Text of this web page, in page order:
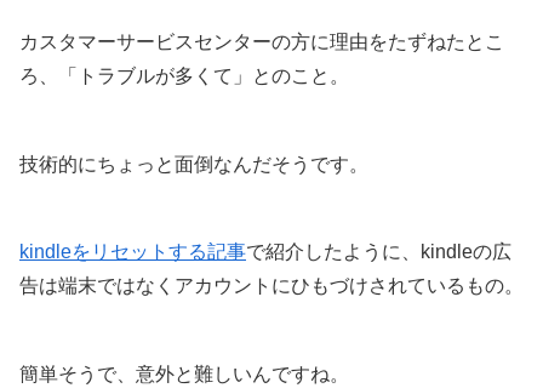
カスタマーサービスセンターの方に理由をたずねたとこ
ろ、「トラブルが多くて」とのこと。
技術的にちょっと面倒なんだそうです。
kindleをリセットする記事で紹介したように、kindleの広
告は端末ではなくアカウントにひもづけされているもの。
簡単そうで、意外と難しいんですね。